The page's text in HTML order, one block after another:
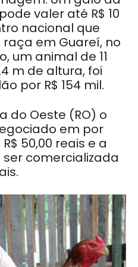
valer até R$ 10
nacional que
em Guareí, no
um animal de 11
m de altura, foi
por R$ 154 mil.
do Oeste (RO) o
em por
50,00 reais e a
comercializada